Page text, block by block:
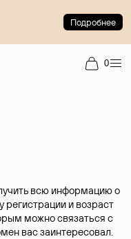
Подробнее
0
всю информацию о
регистрации и возраст
можно связаться с
вас заинтересовал.